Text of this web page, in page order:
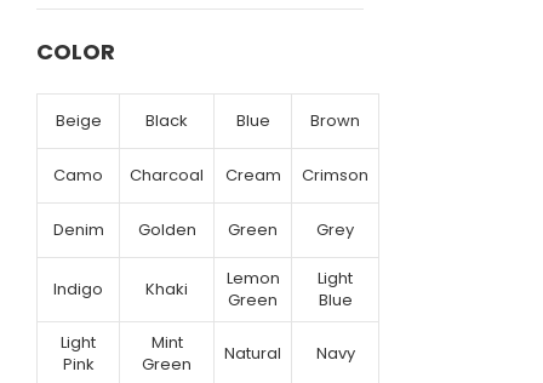
COLOR
Beige Black Blue Brown
Camo Charcoal Cream Crimson
Denim Golden Green Grey
Indigo Khaki
Lemon
Green
Light
Blue
Light
Pink
Mint
Green
Natural Navy